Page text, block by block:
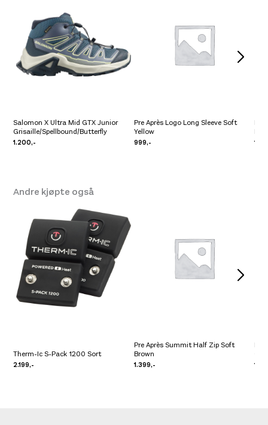
Salomon X Ultra Mid GTX Junior
Grisaille/Spellbound/Butterfly
1.200,-
Pre Après Logo Long Sleeve Soft
Yellow
999,-
Pre
Andre kjøpte også
Therm-Ic S-Pack 1200 Sort
2.199,-
Pre Après Summit Half Zip Soft
Brown
1.399,-
Pre